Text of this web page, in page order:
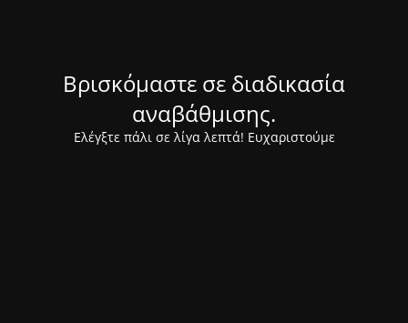
Βρισκόμαστε σε διαδικασία
αναβάθμισης.
Ελέγξτε πάλι σε λίγα λεπτά! Ευχαριστούμε